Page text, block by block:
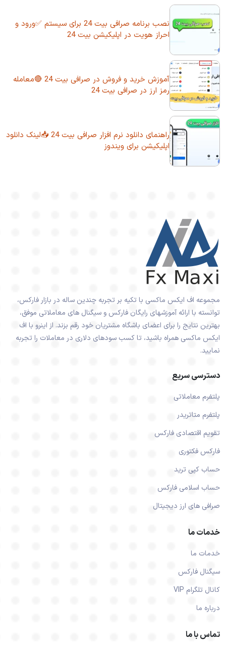
نصب برنامه صرافی بیت 24 برای سیستم ✅ورود و
احراز هویت در اپلیکیشن بیت 24
آموزش خرید و فروش در صرافی بیت 24 🔴معامله
رمز ارز در صرافی بیت 24
راهنمای دانلود نرم افزار صرافی بیت 24 📥لینک دانلود
اپلیکیشن برای ویندوز
مجموعه اف ایکس ماکسی با تکیه بر تجربه چندین ساله در بازار فارکس،
توانسته با ارائه آموزشهای رایگان فارکس و سیگنال های معاملاتی موفق،
بهترین نتایج را برای اعضای باشگاه مشتریان خود رقم بزند. از اینرو با اف
ایکس ماکسی همراه باشید، تا کسب سودهای دلاری در معاملات را تجربه
نمایید.
دسترسی سریع
پلتفرم معاملاتی
پلتفرم متاتریدر
تقویم اقتصادی فارکس
فارکس فکتوری
حساب کپی ترید
حساب اسلامی فارکس
صرافی های ارز دیجیتال
خدمات ما
خدمات ما
سیگنال فارکس
کانال تلگرام VIP
درباره ما
تماس با ما